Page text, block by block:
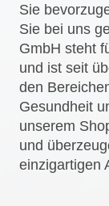
Sie
Sie bei uns
GmbH steht
und ist seit
den
Gesundheit
unserem
und
einzigartigen